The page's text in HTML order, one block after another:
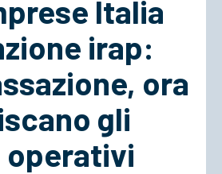
Italia
irap:
ora
gli
operativi